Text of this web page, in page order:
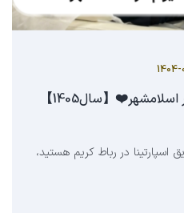
1404-
بهترین مرکز لیزر تیتانیوم در اسلامشهر❤️【سال1405】
اسپارتینا در رباط کریم هستید،